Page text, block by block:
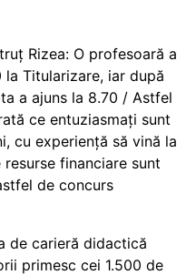
Rizea: O profesoară a
la Titularizare, iar după
a ajuns la 8.70 / Astfel
ce entuziasmați sunt
cu experiență să vină la
financiare sunt
de concurs
de carieră didactică
primesc cei 1.500 de